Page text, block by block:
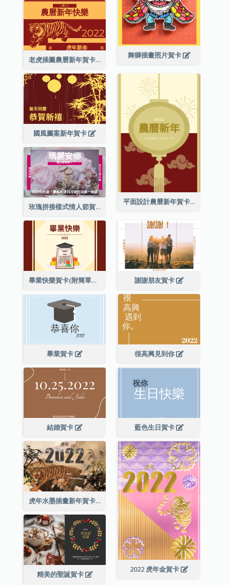
舞獅插畫照片賀卡
老虎插圖農曆新年賀卡
國風圖案新年賀卡
平面設計農曆新年賀卡與裝飾
玫瑰拼接樣式情人節賀卡
畢業快樂賀卡(附簡單配圖) 謝謝朋友賀卡
畢業賀卡 很高興見到你
結婚賀卡 藍色生日賀卡
虎年水墨插畫新年賀卡
2022 虎年金賀卡
精美的聖誕賀卡